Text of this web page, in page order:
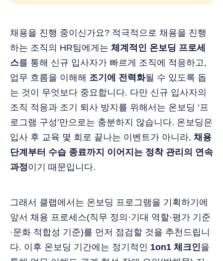
채용을 진행 중이신가요? 적극적으로 채용을 진행
하는 조직의 HR팀에게는 체계적인 온보딩 프로세
스를 통해 신규 입사자가 빠르게 조직에 적응하고,
업무 흐름을 이해해 조기에 전력화될 수 있도록 돕
는 것이 무엇보다 중요합니다. 다만 신규 입사자의
조직 적응과 조기 퇴사 방지를 위해서는 온보딩 ‘프
로그램 구성’만으로는 충분하지 않습니다. 온보딩은
입사 후 교육 몇 회로 끝나는 이벤트가 아니라, 채용
단계부터 수습 종료까지 이어지는 정착 관리의 연속
과정이기 때문입니다.
그래서 클랩에서는 온보딩 프로그램을 기획하기에
앞서 채용 프로세스(직무 정의·기대 역할·평가 기준
·문화 적합성 기준)를 먼저 점검할 것을 추천드립니
다. 이후 온보딩 기간에는 정기적인 1on1 체크인을